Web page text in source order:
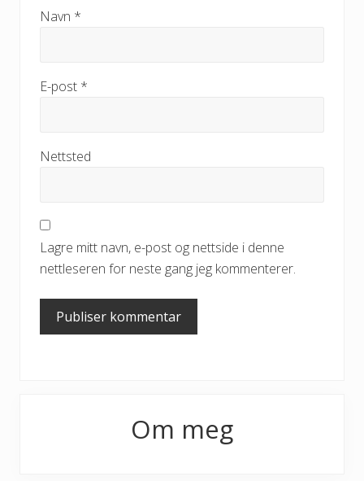
Navn *
E-post *
Nettsted
Lagre mitt navn, e-post og nettside i denne
nettleseren for neste gang jeg kommenterer.
Om meg